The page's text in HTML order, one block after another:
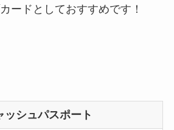
ードとしておすすめです！
ッシュパスポート